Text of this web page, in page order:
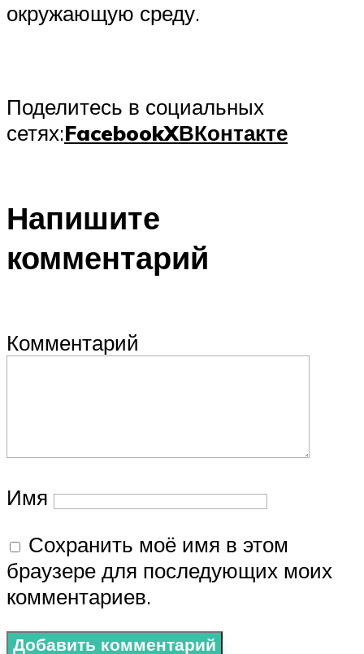
окружающую среду.
Поделитесь в социальных
сетях:FacebookXВКонтакте
Напишите
комментарий
Комментарий
Имя
Сохранить моё имя в этом
браузере для последующих моих
комментариев.